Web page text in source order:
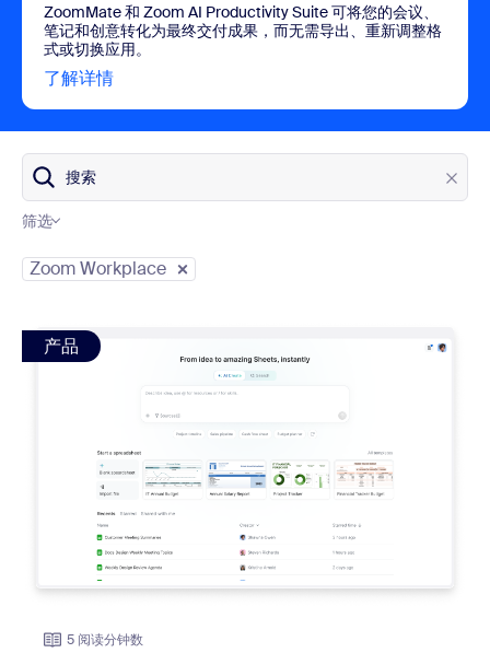
ZoomMate 和 Zoom AI Productivity Suite 可将您的会议、
笔记和创意转化为最终交付成果，而无需导出、重新调整格
式或切换应用。
了解详情
搜索
筛选
Zoom Workplace
view: Zoom Sheets 2026 入门指南
产品
5 阅读分钟数